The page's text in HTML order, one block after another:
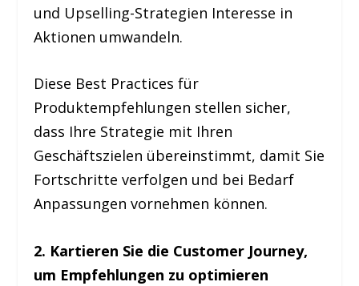
und Upselling-Strategien Interesse in
Aktionen umwandeln.
Diese Best Practices für
Produktempfehlungen stellen sicher,
dass Ihre Strategie mit Ihren
Geschäftszielen übereinstimmt, damit Sie
Fortschritte verfolgen und bei Bedarf
Anpassungen vornehmen können.
2. Kartieren Sie die Customer Journey,
um Empfehlungen zu optimieren